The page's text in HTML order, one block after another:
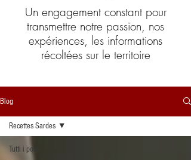
Un engagement constant pour
transmettre notre passion, nos
expériences, les informations
récoltées sur le territoire
Blog
Tutti i post
Recettes Sardes